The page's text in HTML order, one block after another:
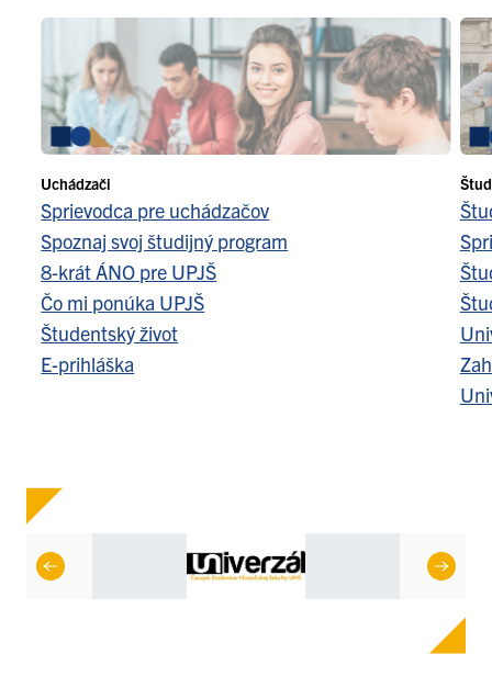
Uchádzači
Sprievodca pre uchádzačov
Spoznaj svoj študijný program
8-krát ÁNO pre UPJŠ
Čo mi ponúka UPJŠ
Študentský život
E-prihláška